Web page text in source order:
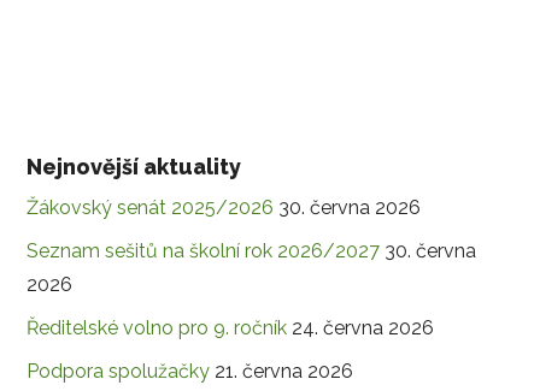
Nejnovější aktuality
Žákovský senát 2025/2026 30. června 2026
Seznam sešitů na školní rok 2026/2027 30. června
2026
Ředitelské volno pro 9. ročník 24. června 2026
Podpora spolužačky 21. června 2026